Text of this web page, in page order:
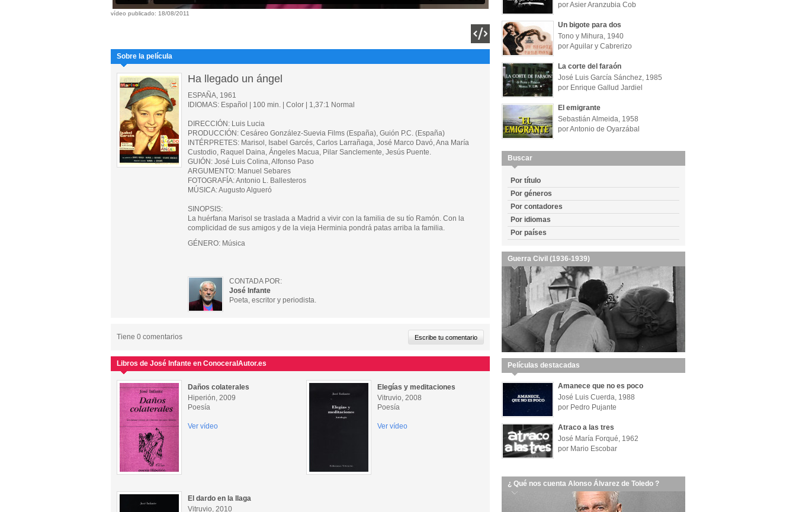
vídeo publicado: 18/08/2011
Sobre la película
Ha llegado un ángel
ESPAÑA, 1961
IDIOMAS: Español | 100 min. | Color | 1,37:1 Normal
DIRECCIÓN: Luis Lucia
PRODUCCIÓN: Cesáreo González-Suevia Films (España), Guión P.C. (España)
INTÉRPRETES: Marisol, Isabel Garcés, Carlos Larrañaga, José Marco Davó, Ana María
Custodio, Raquel Daina, Ángeles Macua, Pilar Sanclemente, Jesús Puente.
GUIÓN: José Luis Colina, Alfonso Paso
ARGUMENTO: Manuel Sebares
FOTOGRAFÍA: Antonio L. Ballesteros
MÚSICA: Augusto Algueró
SINOPSIS:
La huérfana Marisol se traslada a Madrid a vivir con la familia de su tío Ramón. Con la
complicidad de sus amigos y de la vieja Herminia pondrá patas arriba la familia.
GÉNERO: Música
CONTADA POR:
José Infante
Poeta, escritor y periodista.
Tiene 0 comentarios
Libros de José Infante en ConoceralAutor.es
Daños colaterales
Hiperión, 2009
Poesía
Ver vídeo
Elegías y meditaciones
Vitruvio, 2008
Poesía
Ver vídeo
El dardo en la llaga
Vitruvio, 2010
por Asier Aranzubia Cob
Un bigote para dos
Tono y Mihura, 1940
por Aguilar y Cabrerizo
La corte del faraón
José Luis García Sánchez, 1985
por Enrique Gallud Jardiel
El emigrante
Sebastián Almeida, 1958
por Antonio de Oyarzábal
Buscar
Por título
Por géneros
Por contadores
Por idiomas
Por países
Guerra Civil (1936-1939)
Películas destacadas
Amanece que no es poco
José Luis Cuerda, 1988
por Pedro Pujante
Atraco a las tres
José María Forqué, 1962
por Mario Escobar
¿ Qué nos cuenta Alonso Álvarez de Toledo ?